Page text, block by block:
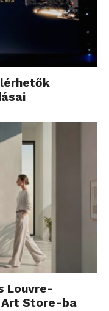
Louvre-
Art Store-ba